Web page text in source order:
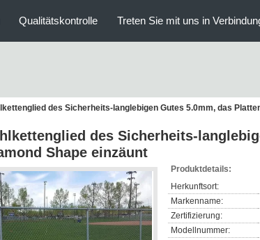
Qualitätskontrolle Treten Sie mit uns in
des Sicherheits-langlebigen Gutes 5.0mm, das
des Sicherheits-
Shape einzäunt
Produktdetails:
Herkunftsort:
Markenname:
Zertifizierung:
Modellnummer: